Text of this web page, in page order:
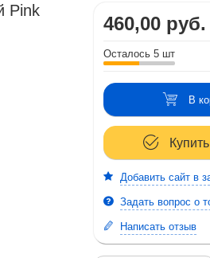
Pink
460,00 руб.
Осталось 5 шт
В
Добавить сайт в
Задать вопрос о
Написать отзыв